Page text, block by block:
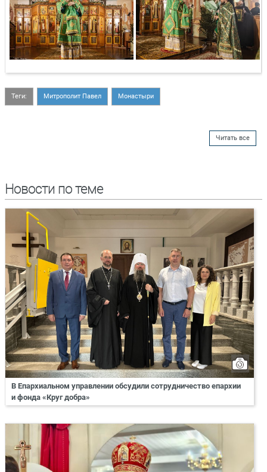
Теги: Митрополит Павел Монастыри
Читать все
Новости по теме
В Епархиальном управлении обсудили сотрудничество епархии
и фонда «Круг добра»